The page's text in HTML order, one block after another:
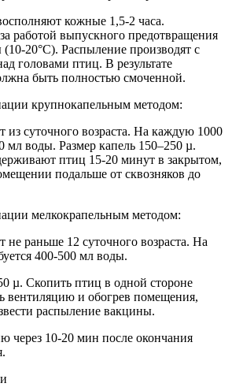
кожные 1,5-2 часа.
работой выпускного предотвращения
20°С). Распыление производят с
головами птиц. В результате
быть полностью смоченной.
крупнокапельным методом:
суточного возраста. На каждую 1000
мл воды. Размер капель 150–250 µ.
птиц 15-20 минут в закрытом,
подальше от сквозняков до
мелкокрапельным методом:
раньше 12 суточного возраста. На
400-500 мл воды.
µ. Скопить птиц в одной стороне
вентиляцию и обогрев помещения,
распыление вакцины.
через 10-20 мин после окончания